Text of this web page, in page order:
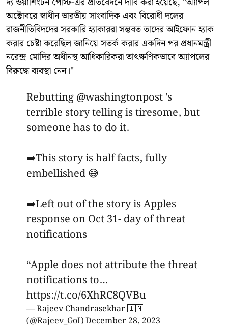
অক্টোবরে স্বাধীন ভারতীয় সাংবাদিক এবং বিরোধী দলের
রাজনীতিবিদদের সরকারি হ্যাকাররা সম্ভবত তাদের আইফোন হ্যাক
করার চেষ্টা করেছিল জানিয়ে সতর্ক করার একদিন পর প্রধানমন্ত্রী
নরেন্দ্র মোদির অধীনস্থ আধিকারিকরা তাৎক্ষণিকভাবে অ্যাপলের
বিরুদ্ধে ব্যবস্থা নেন।"
Rebutting@washingtonpost's
terrible story telling is tiresome, but
someone has to do it.
➡️This story is half facts, fully
embellished 😅
➡️Left out of the story is Apples
response on Oct 31- day of threat
notifications
“Apple does not attribute the threat
notifications to…
https://t.co/6XhRC8QVBu
— Rajeev Chandrasekhar 🇮🇳
(@Rajeev_GoI)December 28, 2023